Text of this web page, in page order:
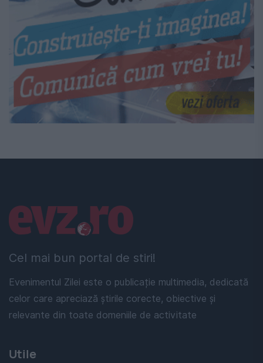
Cel mai bun portal de stiri!
Evenimentul Zilei este o publicație multimedia, dedicată
celor care apreciază știrile corecte, obiective și
relevante din toate domeniile de activitate
Linkuri utile
Utile